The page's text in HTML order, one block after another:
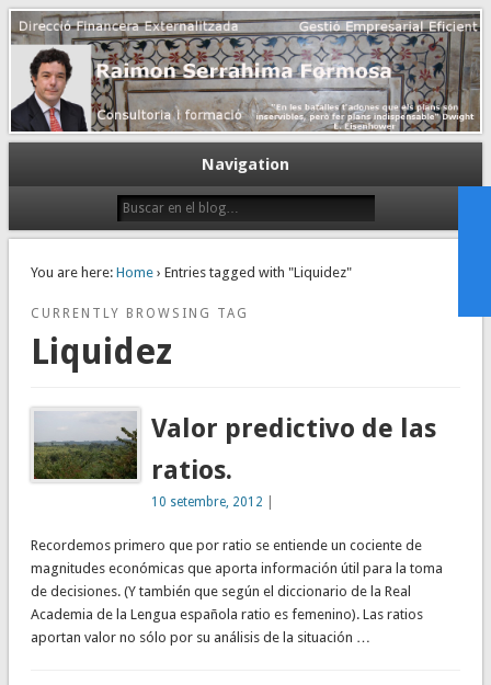
Dirección financiera de la PyME
Gestión empresarial eficiente. Dirección financiera externalizada.
Navigation
You are here: Home› Entries tagged with "Liquidez"
CURRENTLY BROWSING TAG
Liquidez
Valor predictivo de las
ratios.
10 setembre, 2012
Recordemos primero que por ratio se entiende un cociente de
magnitudes económicas que aporta información útil para la toma
de decisiones. (Y también que según el diccionario de la Real
Academia de la Lengua española ratio es femenino). Las ratios
aportan valor no sólo por su análisis de la situación …